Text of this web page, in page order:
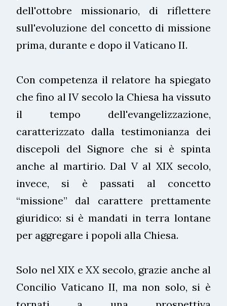
dell'ottobre missionario, di riflettere
sull'evoluzione del concetto di missione
prima, durante e dopo il Vaticano II.
Con competenza il relatore ha spiegato
che fino al IV secolo la Chiesa ha vissuto
il tempo dell'evangelizzazione,
caratterizzato dalla testimonianza dei
discepoli del Signore che si è spinta
anche al martirio. Dal V al XIX secolo,
invece, si è passati al concetto
“missione” dal carattere prettamente
giuridico: si è mandati in terra lontane
per aggregare i popoli alla Chiesa.
Solo nel XIX e XX secolo, grazie anche al
Concilio Vaticano II, ma non solo, si è